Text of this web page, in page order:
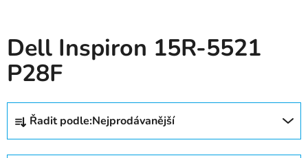
Dell Inspiron 15R-5521
P28F
Ř
z
Řadit podle:Nejprodávanější